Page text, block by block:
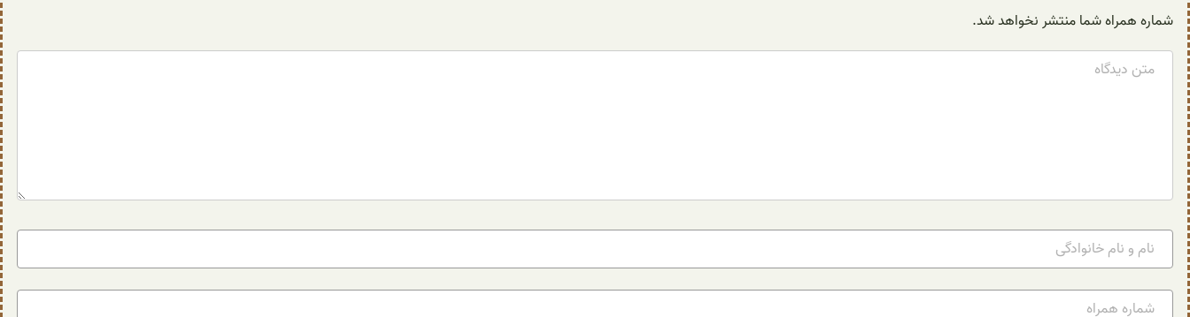
شماره همراه شما منتشر نخواهد شد.